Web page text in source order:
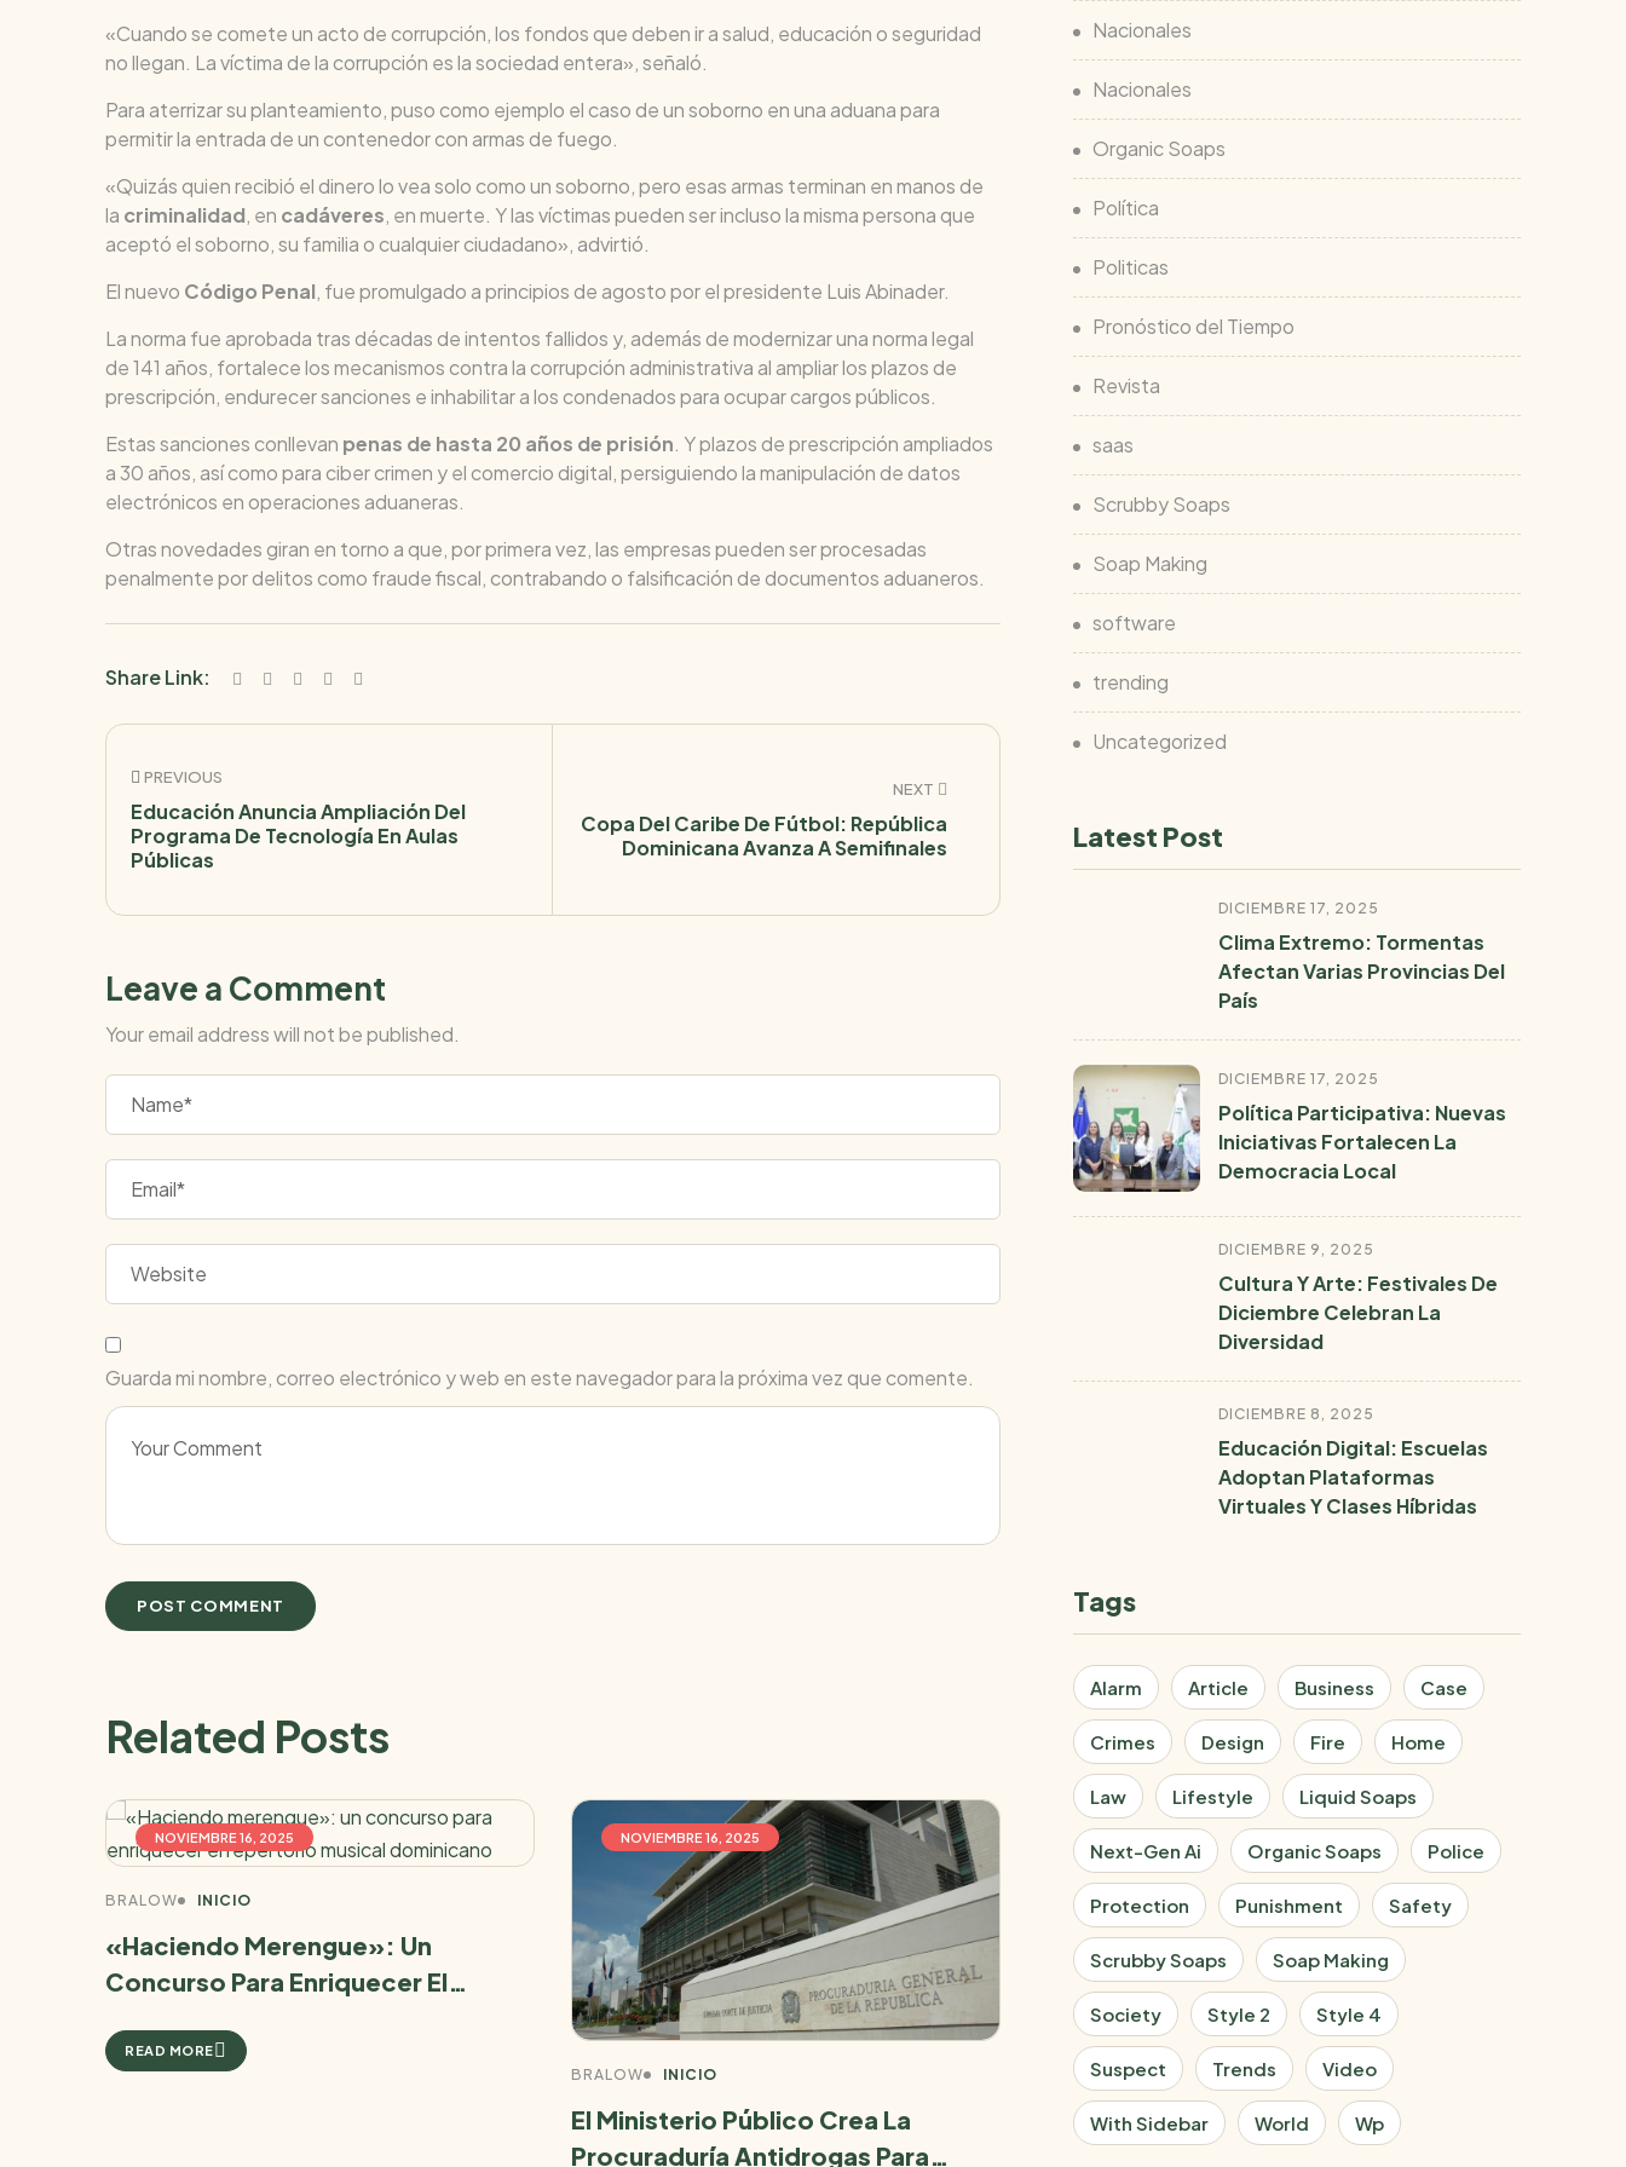
«Cuando se comete un acto de corrupción, los fondos que deben ir a salud, educación o seguridad
no llegan. La víctima de la corrupción es la sociedad entera», señaló.
Para aterrizar su planteamiento, puso como ejemplo el caso de un soborno en una aduana para
permitir la entrada de un contenedor con armas de fuego.
«Quizás quien recibió el dinero lo vea solo como un soborno, pero esas armas terminan en manos de
la criminalidad, en cadáveres, en muerte. Y las víctimas pueden ser incluso la misma persona que
aceptó el soborno, su familia o cualquier ciudadano», advirtió.
El nuevo Código Penal, fue promulgado a principios de agosto por el presidente Luis Abinader.
La norma fue aprobada tras décadas de intentos fallidos y, además de modernizar una norma legal
de 141 años, fortalece los mecanismos contra la corrupción administrativa al ampliar los plazos de
prescripción, endurecer sanciones e inhabilitar a los condenados para ocupar cargos públicos.
Estas sanciones conllevan penas de hasta 20 años de prisión. Y plazos de prescripción ampliados
a 30 años, así como para ciber crimen y el comercio digital, persiguiendo la manipulación de datos
electrónicos en operaciones aduaneras.
Otras novedades giran en torno a que, por primera vez, las empresas pueden ser procesadas
penalmente por delitos como fraude fiscal, contrabando o falsificación de documentos aduaneros.
Share Link:
PREVIOUS
Educación Anuncia Ampliación Del
Programa De Tecnología En Aulas
Públicas
NEXT
Copa Del Caribe De Fútbol: República
Dominicana Avanza A Semifinales
Leave a Comment
Your email address will not be published.
Guarda mi nombre, correo electrónico y web en este navegador para la próxima vez que comente.
Related Posts
NOVIEMBRE 16, 2025
BRALOW INICIO
«Haciendo Merengue»: Un
Concurso Para Enriquecer El
READ MORE
NOVIEMBRE 16, 2025
BRALOW INICIO
El Ministerio Público Crea La
Procuraduría Antidrogas Para
NOVIEMBRE 16, 2025
BRALOW INICIO
Indotel Y Hacienda Firman Acuerdo
Para Digitalizar Cobros En El
Mercado Fronterizo De Dajabón
READ MORE
Nacionales
Nacionales
Organic Soaps
Política
Politicas
Pronóstico del Tiempo
Revista
saas
Scrubby Soaps
Soap Making
software
trending
Uncategorized
Latest Post
DICIEMBRE 17, 2025
Clima Extremo: Tormentas
Afectan Varias Provincias Del
País
DICIEMBRE 17, 2025
Política Participativa: Nuevas
Iniciativas Fortalecen La
Democracia Local
DICIEMBRE 9, 2025
Cultura Y Arte: Festivales De
Diciembre Celebran La
Diversidad
DICIEMBRE 8, 2025
Educación Digital: Escuelas
Adoptan Plataformas
Virtuales Y Clases Híbridas
Tags
Alarm Article Business Case
Crimes Design Fire Home
Law Lifestyle Liquid Soaps
Next-Gen Ai Organic Soaps Police
Protection Punishment Safety
Scrubby Soaps Soap Making
Society Style 2 Style 4
Suspect Trends Video
With Sidebar World Wp